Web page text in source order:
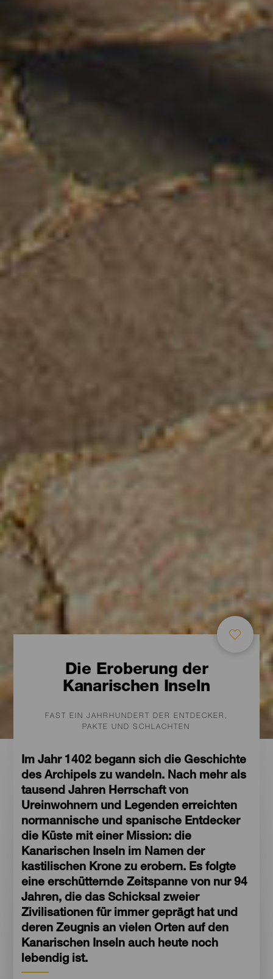
Die Eroberung der
Kanarischen Inseln
FAST EIN JAHRHUNDERT DER ENTDECKER,
PAKTE UND SCHLACHTEN
Im Jahr 1402 begann sich die Geschichte
des Archipels zu wandeln. Nach mehr als
tausend Jahren Herrschaft von
Ureinwohnern und Legenden erreichten
normannische und spanische Entdecker
die Küste mit einer Mission: die
Kanarischen Inseln im Namen der
kastilischen Krone zu erobern. Es folgte
eine erschütternde Zeitspanne von nur 94
Jahren, die das Schicksal zweier
Zivilisationen für immer geprägt hat und
deren Zeugnis an vielen Orten auf den
Kanarischen Inseln auch heute noch
lebendig ist.